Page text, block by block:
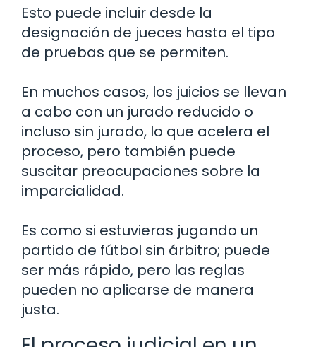
Esto puede incluir desde la
designación de jueces hasta el tipo
de pruebas que se permiten.
En muchos casos, los juicios se llevan
a cabo con un jurado reducido o
incluso sin jurado, lo que acelera el
proceso, pero también puede
suscitar preocupaciones sobre la
imparcialidad.
Es como si estuvieras jugando un
partido de fútbol sin árbitro; puede
ser más rápido, pero las reglas
pueden no aplicarse de manera
justa.